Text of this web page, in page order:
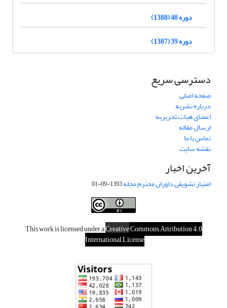
دوره 40 (1388)
دوره 39 (1387)
دسترسی سریع
صفحه اصلی
درباره نشریه
اعضای هیات تحریریه
ارسال مقاله
تماس با ما
نقشه سایت
آخرین اخبار
امتیاز تشویقی داوران محترم مجله1393-09-01
This work is licensed under aCreativeCommons Attribution 4.0
International License
.